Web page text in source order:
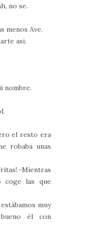
no se.
menos Ave.
así.
nombre.
el resto era
robaba unas
Mientras
coge las que
muy
él con